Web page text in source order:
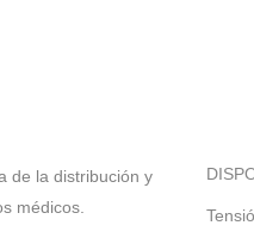
de la distribución y
médicos.